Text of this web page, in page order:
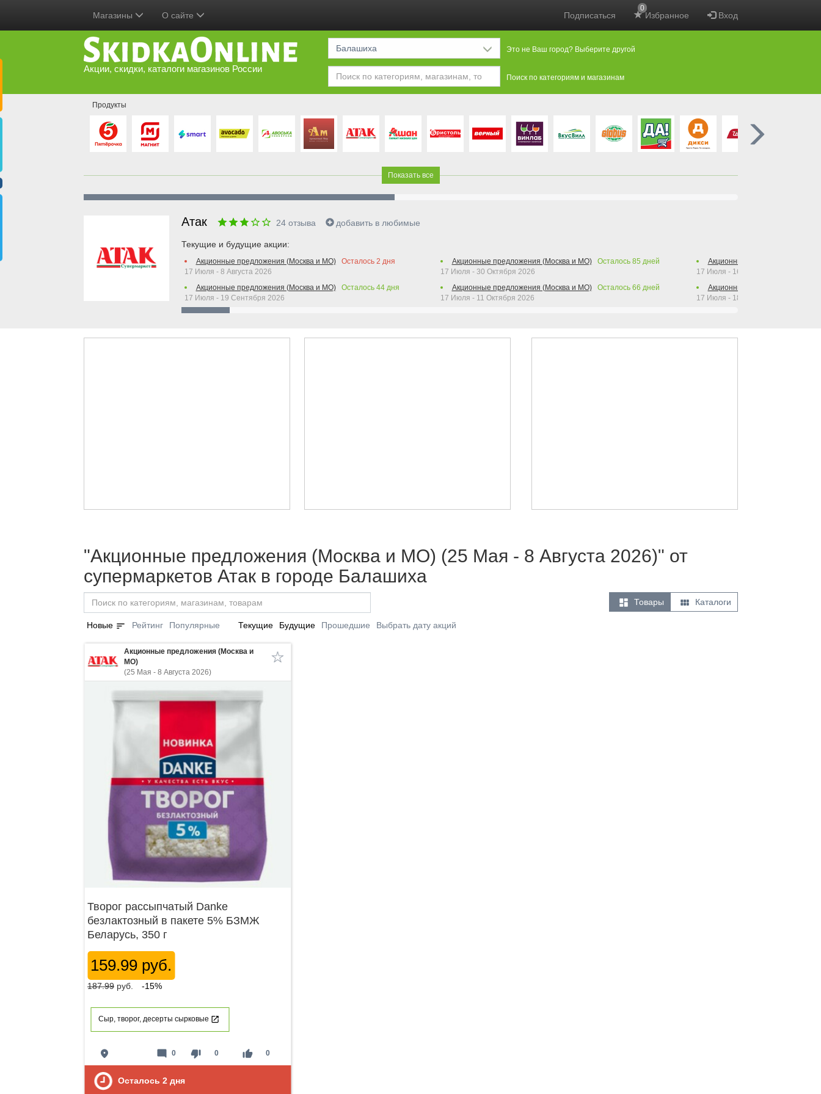
Подписаться Избранное
0
Вход
Магазины О сайте
Акции, скидки, каталоги магазинов России
Балашиха Это не Ваш город? Выберите другой
Поиск по категориям и магазинам
Продукты
Показать все
Атак 24отзыва добавить в любимые
Текущие и будущие акции:
Акционные предложения (Москва и МО) Осталось 2 дня
17 Июля - 8 Августа 2026
Акционные предложения (Москва и МО)
Осталось 44дня
17 Июля - 19 Сентября 2026
Акционные предложения (Москва и МО) Осталось 85 дней
17 Июля - 30 Октября 2026
Акционные предложения (Москва и МО)
Осталось 66 дней
17 Июля - 11 Октября 2026
Акционные предложения
17 Июля - 16 Августа 2026
Акционные предложения
17 Июля - 18 Августа 2026
"Акционные предложения (Москва и МО) (25 Мая - 8 Августа 2026)" от
супермаркетов Атак в городе Балашиха
 Товары  Каталоги
Новые sort Рейтинг Популярные Текущие Будущие Прошедшие Выбрать дату акций
Акционные предложения (Москва и
МО)
(25 Мая - 8 Августа 2026)
Творог рассыпчатый Danke
безлактозный в пакете 5% БЗМЖ
Беларусь, 350 г
159.99 руб.
187.99 руб. -15%
Сыр, творог, десерты сырковые
place thumb_down 0 thumb_up 0
mode_comment 0
Осталось 2 дня